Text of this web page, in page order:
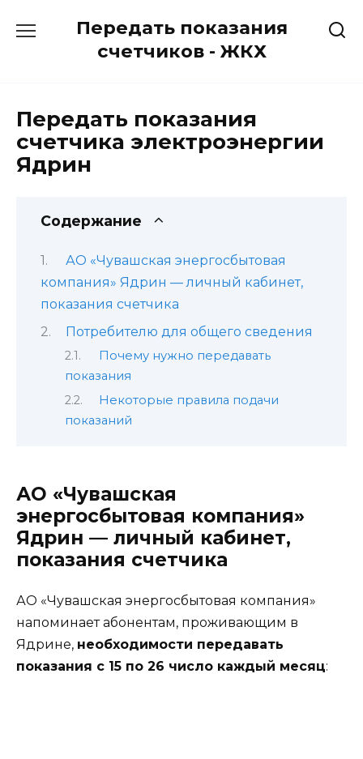
Передать показания
счетчиков - ЖКХ
Передать показания
счетчика электроэнергии
Ядрин
Содержание
АО «Чувашская энергосбытовая
компания» Ядрин — личный кабинет,
показания счетчика
Потребителю для общего сведения
Почему нужно передавать
показания
Некоторые правила подачи
показаний
АО «Чувашская
энергосбытовая компания»
Ядрин — личный кабинет,
показания счетчика
АО «Чувашская энергосбытовая компания»
напоминает абонентам, проживающим в
Ядрине, необходимости передавать
показания с 15 по 26 число каждый месяц: